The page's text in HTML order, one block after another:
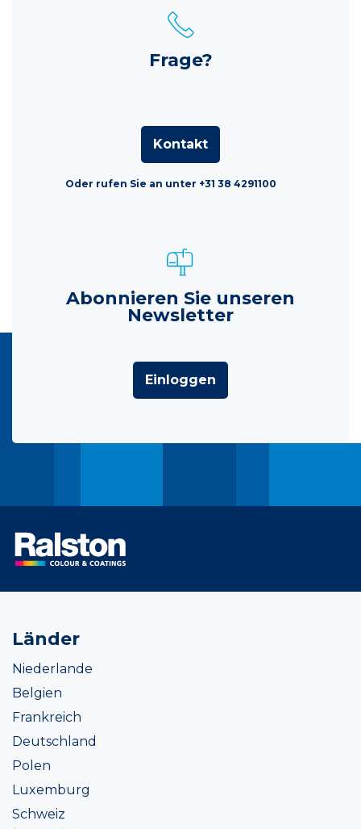
Frage?
Kontakt
Oder rufen Sie an unter +31 38 4291100
Abonnieren Sie unseren
Newsletter
Einloggen
Länder
Niederlande
Belgien
Frankreich
Deutschland
Polen
Luxemburg
Schweiz